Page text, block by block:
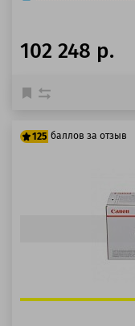
102 248 р.
125 баллов за отзыв